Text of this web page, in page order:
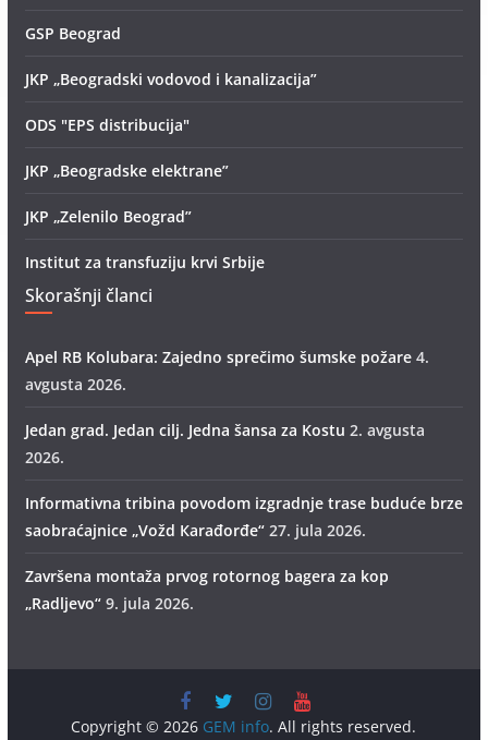
GSP Beograd
JKP „Beogradski vodovod i kanalizacija”
ODS "EPS distribucija"
JKP „Beogradske elektrane”
JKP „Zelenilo Beograd”
Institut za transfuziju krvi Srbije
Skorašnji članci
Apel RB Kolubara: Zajedno sprečimo šumske požare 4.
avgusta 2026.
Jedan grad. Jedan cilj. Jedna šansa za Kostu 2. avgusta
2026.
Informativna tribina povodom izgradnje trase buduće brze
saobraćajnice „Vožd Кarađorđe“ 27. jula 2026.
Završena montaža prvog rotornog bagera za kop
„Radlјevo“ 9. jula 2026.
Copyright © 2026 GEM info. All rights reserved.